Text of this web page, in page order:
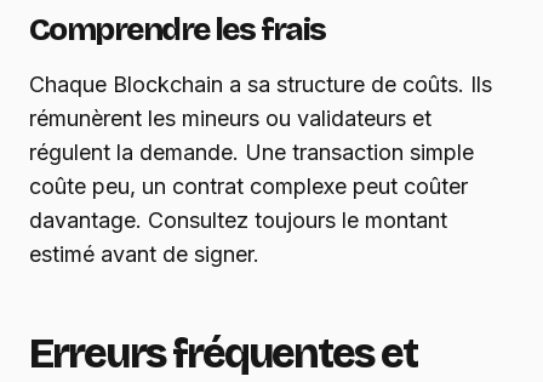
Comprendre les frais
Chaque Blockchain a sa structure de coûts. Ils
rémunèrent les mineurs ou validateurs et
régulent la demande. Une transaction simple
coûte peu, un contrat complexe peut coûter
davantage. Consultez toujours le montant
estimé avant de signer.
Erreurs fréquentes et